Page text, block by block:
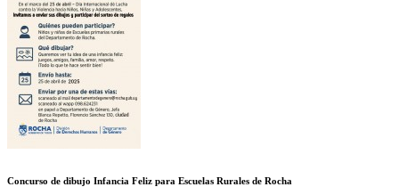
Concurso de dibujo Infancia Feliz para Escuelas Rurales de Rocha